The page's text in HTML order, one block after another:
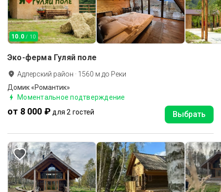
10.0 / 10
Эко-ферма Гуляй поле
Адлерский район · 1560 м до Реки
Домик «Романтик»
Моментальное подтверждение
от 8 000 ₽ для 2 гостей Выбрать